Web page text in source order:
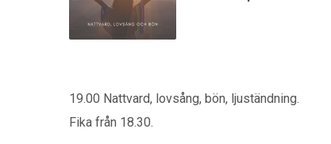
19.00 Nattvard, lovsång, bön, ljuständning.
Fika från 18.30.